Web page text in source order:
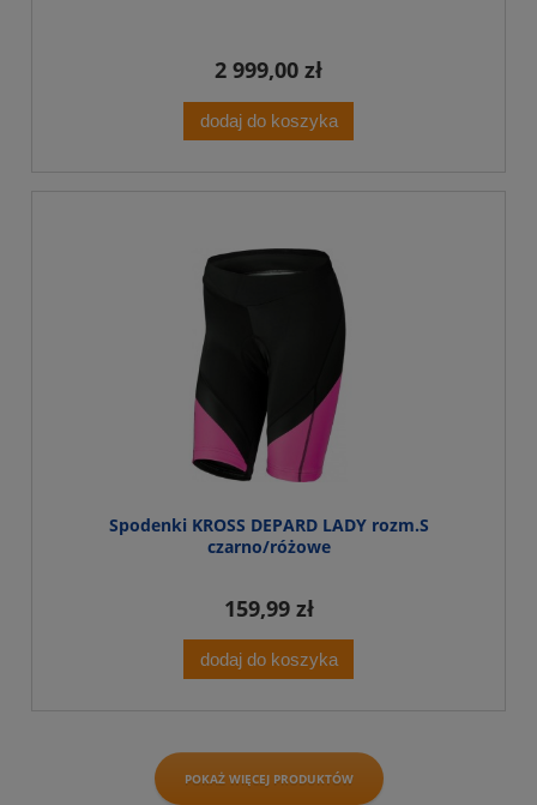
2 999,00 zł
dodaj do koszyka
Spodenki KROSS DEPARD LADY rozm.S
czarno/różowe
159,99 zł
dodaj do koszyka
POKAŻ WIĘCEJ PRODUKTÓW